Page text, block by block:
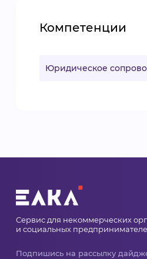
Компетенции
Юридическое
Сервис для некоммерческих
и социальных
Подпишись на рассылку